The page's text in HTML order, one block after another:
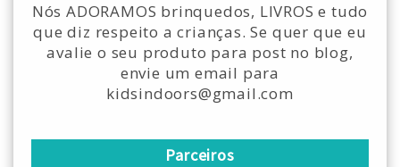
Nós ADORAMOS brinquedos, LIVROS e tudo
que diz respeito a crianças. Se quer que eu
avalie o seu produto para post no blog,
envie um email para
kidsindoors@gmail.com
Parceiros